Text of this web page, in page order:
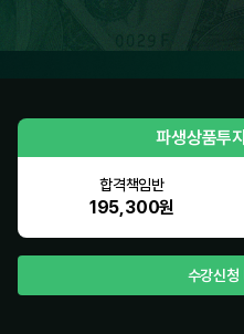
파생상품투
합격책임반
195,300원
수강신청